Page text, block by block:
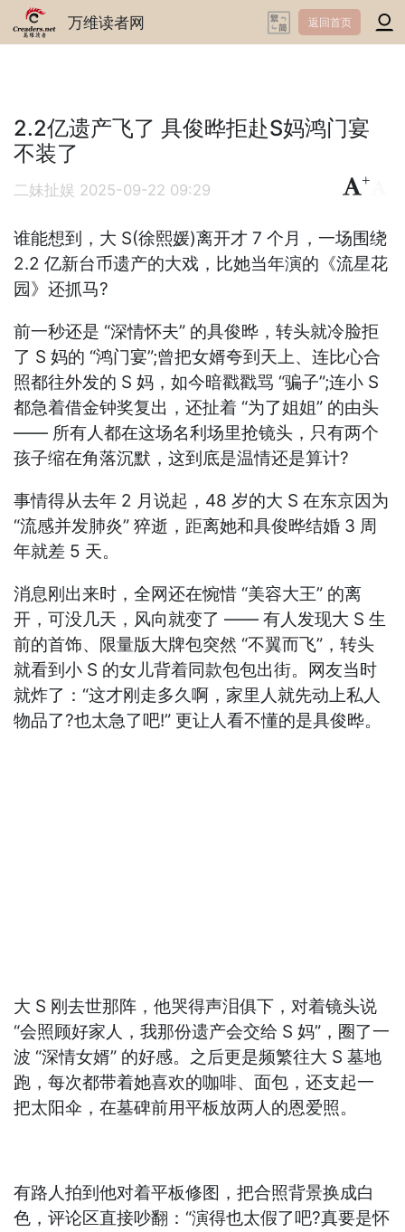
万维读者网 返回首页
2.2亿遗产飞了 具俊晔拒赴S妈鸿门宴
不装了
二妹扯娱 2025-09-22 09:29
+
谁能想到，大 S(徐熙媛)离开才 7 个月，一场围绕
2.2 亿新台币遗产的大戏，比她当年演的《流星花
园》还抓马?
前一秒还是 “深情怀夫” 的具俊晔，转头就冷脸拒
了 S 妈的 “鸿门宴”;曾把女婿夸到天上、连比心合
照都往外发的 S 妈，如今暗戳戳骂 “骗子”;连小 S
都急着借金钟奖复出，还扯着 “为了姐姐” 的由头
—— 所有人都在这场名利场里抢镜头，只有两个
孩子缩在角落沉默，这到底是温情还是算计?
事情得从去年 2 月说起，48 岁的大 S 在东京因为
“流感并发肺炎” 猝逝，距离她和具俊晔结婚 3 周
年就差 5 天。
消息刚出来时，全网还在惋惜 “美容大王” 的离
开，可没几天，风向就变了 —— 有人发现大 S 生
前的首饰、限量版大牌包突然 “不翼而飞”，转头
就看到小 S 的女儿背着同款包包出街。网友当时
就炸了：“这才刚走多久啊，家里人就先动上私人
物品了?也太急了吧!” 更让人看不懂的是具俊晔。
大 S 刚去世那阵，他哭得声泪俱下，对着镜头说
“会照顾好家人，我那份遗产会交给 S 妈”，圈了一
波 “深情女婿” 的好感。之后更是频繁往大 S 墓地
跑，每次都带着她喜欢的咖啡、面包，还支起一
把太阳伞，在墓碑前用平板放两人的恩爱照。
有路人拍到他对着平板修图，把合照背景换成白
色，评论区直接吵翻：“演得也太假了吧?真要是怀